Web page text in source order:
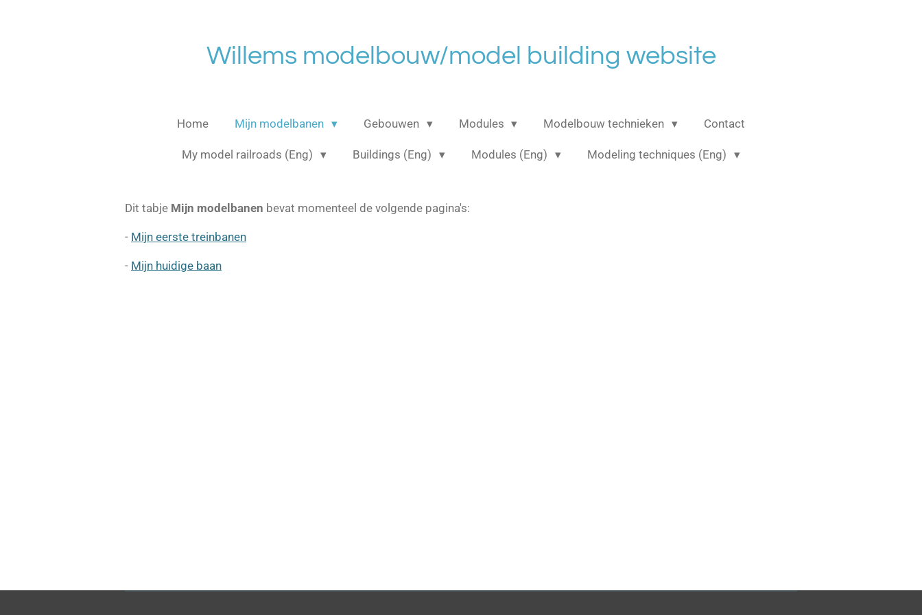
Willems modelbouw/model building website
Home Mijn modelbanen Gebouwen Modules Modelbouw technieken Contact
My model railroads (Eng) Buildings (Eng) Modules (Eng) Modeling techniques (Eng)
Dit tabje Mijn modelbanen bevat momenteel de volgende pagina's:
- Mijn eerste treinbanen
- Mijn huidige baan